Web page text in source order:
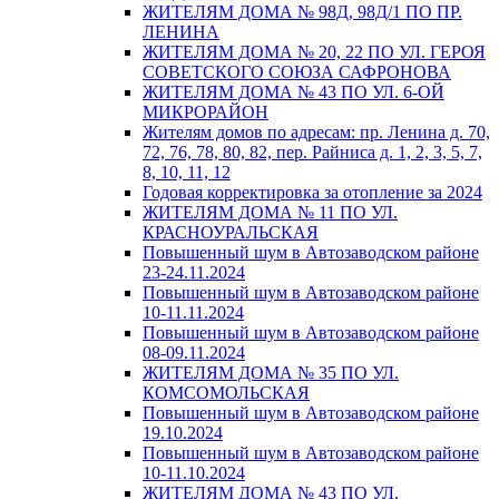
ЖИТЕЛЯМ ДОМА № 98Д, 98Д/1 ПО ПР.
ЛЕНИНА
ЖИТЕЛЯМ ДОМА № 20, 22 ПО УЛ. ГЕРОЯ
СОВЕТСКОГО СОЮЗА САФРОНОВА
ЖИТЕЛЯМ ДОМА № 43 ПО УЛ. 6-ОЙ
МИКРОРАЙОН
Жителям домов по адресам: пр. Ленина д. 70,
72, 76, 78, 80, 82, пер. Райниса д. 1, 2, 3, 5, 7,
8, 10, 11, 12
Годовая корректировка за отопление за 2024
ЖИТЕЛЯМ ДОМА № 11 ПО УЛ.
КРАСНОУРАЛЬСКАЯ
Повышенный шум в Автозаводском районе
23-24.11.2024
Повышенный шум в Автозаводском районе
10-11.11.2024
Повышенный шум в Автозаводском районе
08-09.11.2024
ЖИТЕЛЯМ ДОМА № 35 ПО УЛ.
КОМСОМОЛЬСКАЯ
Повышенный шум в Автозаводском районе
19.10.2024
Повышенный шум в Автозаводском районе
10-11.10.2024
ЖИТЕЛЯМ ДОМА № 43 ПО УЛ.